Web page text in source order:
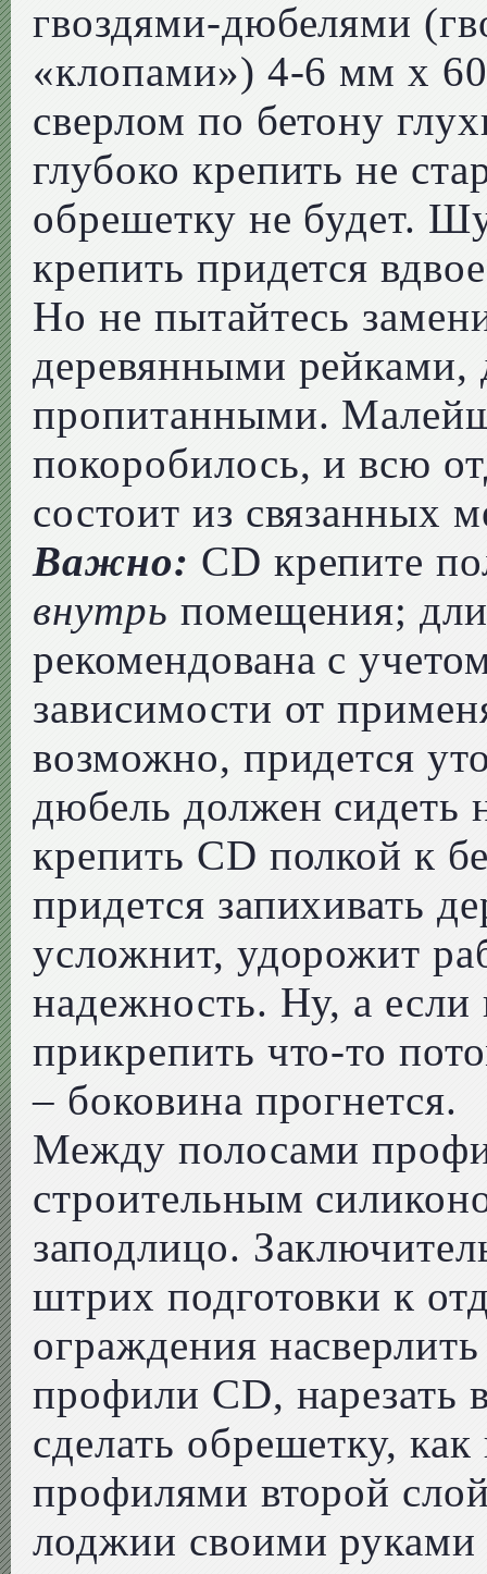
гвоздями-дюбелями
«клопами») 4-6 мм х
сверлом по бетону
глубоко крепить не
обрешетку не будет.
крепить придется
Но не пытайтесь
деревянными
пропитанными.
покоробилось, и всю
состоит из связанных
Важно: CD крепите
внутрь помещения;
рекомендована с
зависимости от
возможно, придется
дюбель должен
крепить CD полкой к
придется запихивать
усложнит, удорожит
надежность. Ну, а
прикрепить что-то
– боковина прогнется.
Между полосами
строительным
заподлицо.
штрих подготовки к
ограждения
профили CD,
сделать обрешетку,
профилями второй
лоджии своими